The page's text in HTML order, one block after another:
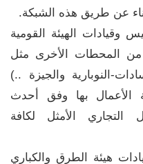
عن طريق هذه الشبكة.
الهيئة القومية
المحطات الأخرى مثل
النوبارية والجيزة ..)
بها وفق أحدث
التجاري الأمثل لكافة
هيئة الطرق والكباري